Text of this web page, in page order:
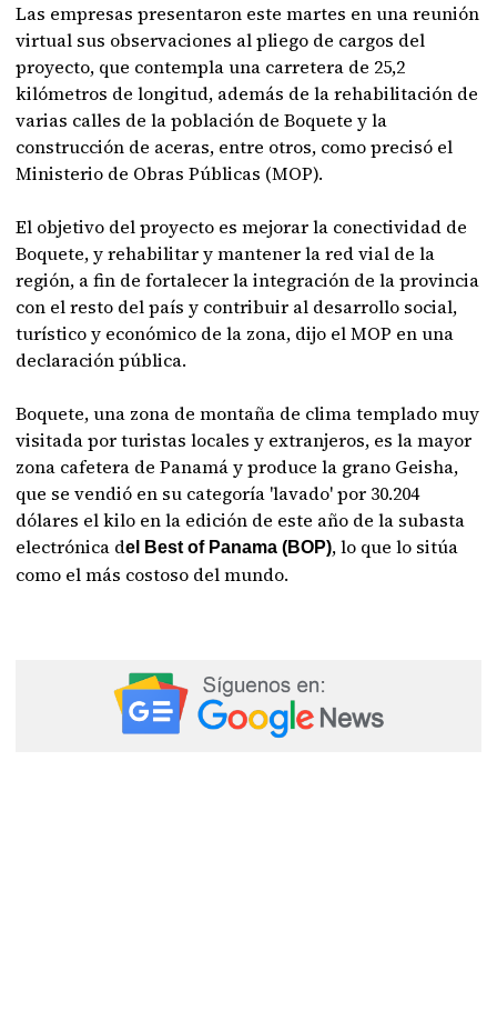
Las empresas presentaron este martes en una reunión
virtual sus observaciones al pliego de cargos del
proyecto, que contempla una carretera de 25,2
kilómetros de longitud, además de la rehabilitación de
varias calles de la población de Boquete y la
construcción de aceras, entre otros, como precisó el
Ministerio de Obras Públicas (MOP).
El objetivo del proyecto es mejorar la conectividad de
Boquete, y rehabilitar y mantener la red vial de la
región, a fin de fortalecer la integración de la provincia
con el resto del país y contribuir al desarrollo social,
turístico y económico de la zona, dijo el MOP en una
declaración pública.
Boquete, una zona de montaña de clima templado muy
visitada por turistas locales y extranjeros, es la mayor
zona cafetera de Panamá y produce la grano Geisha,
que se vendió en su categoría 'lavado' por 30.204
dólares el kilo en la edición de este año de la subasta
electrónica del Best of Panama (BOP), lo que lo sitúa
como el más costoso del mundo.